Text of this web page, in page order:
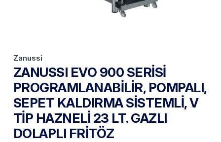
Zanussi
ZANUSSI EVO 900 SERİSİ
PROGRAMLANABİLİR, POMPALI,
SEPET KALDIRMA SİSTEMLİ, V
TİP HAZNELİ 23 LT. GAZLI
DOLAPLI FRİTÖZ